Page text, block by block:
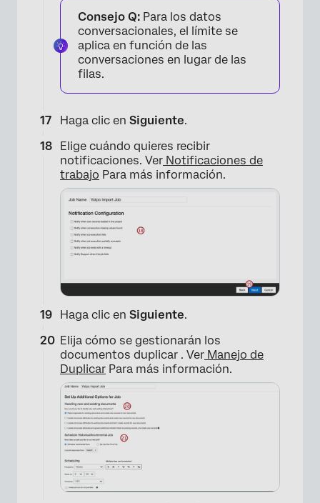
Consejo Q: Para los datos
conversacionales, el límite se
aplica en función de las
conversaciones en lugar de las
filas.
Haga clic en Siguiente.
Elige cuándo quieres recibir
notificaciones. Ver Notificaciones de
trabajo Para más información.
Haga clic en Siguiente.
Elija cómo se gestionarán los
documentos duplicar . Ver Manejo de
Duplicar Para más información.